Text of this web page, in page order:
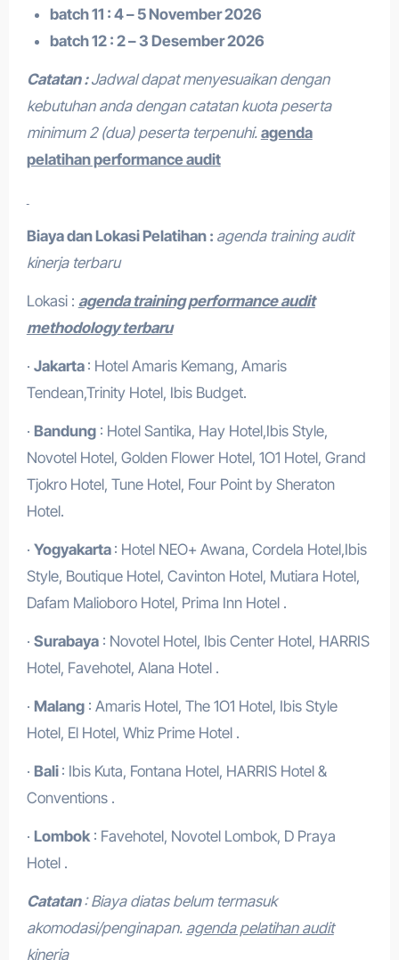
batch 11 : 4 – 5 November 2026
batch 12 : 2 – 3 Desember 2026
Catatan :Jadwal dapat menyesuaikan dengan
kebutuhan anda dengan catatan kuota peserta
minimum 2 (dua) peserta terpenuhi. agenda
pelatihan performance audit
Biaya dan Lokasi Pelatihan : agenda training audit
kinerja terbaru
Lokasi : agenda training performance audit
methodology terbaru
· Jakarta : Hotel Amaris Kemang, Amaris
Tendean,Trinity Hotel, Ibis Budget.
· Bandung: Hotel Santika, Hay Hotel,Ibis Style,
Novotel Hotel, Golden Flower Hotel, 1O1 Hotel, Grand
Tjokro Hotel, Tune Hotel, Four Point by Sheraton
Hotel.
· Yogyakarta : Hotel NEO+ Awana, Cordela Hotel,Ibis
Style, Boutique Hotel, Cavinton Hotel, Mutiara Hotel,
Dafam Malioboro Hotel, Prima Inn Hotel .
· Surabaya: Novotel Hotel, Ibis Center Hotel, HARRIS
Hotel, Favehotel, Alana Hotel .
· Malang: Amaris Hotel, The 1O1 Hotel, Ibis Style
Hotel, El Hotel, Whiz Prime Hotel .
· Bali : Ibis Kuta, Fontana Hotel, HARRIS Hotel &
Conventions .
· Lombok: Favehotel, Novotel Lombok, D Praya
Hotel .
Catatan: Biaya diatas belum termasuk
akomodasi/penginapan. agenda pelatihan audit
kinerja